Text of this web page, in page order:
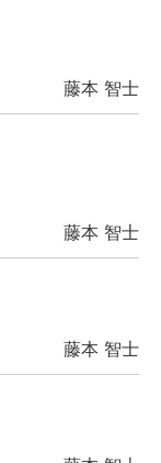
藤本 智士
藤本 智士
藤本 智士